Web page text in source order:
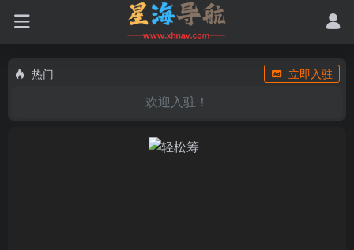
热门 立即入驻
欢迎入驻！